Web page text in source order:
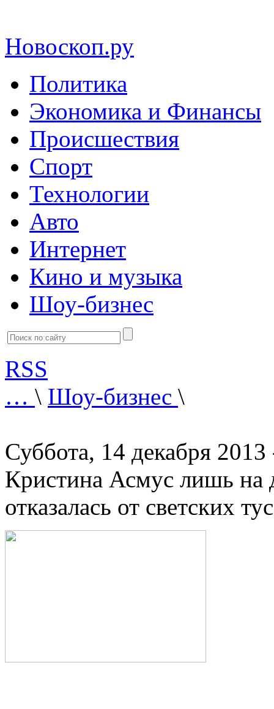
Новоскоп.ру
Политика
Экономика и Финансы
Происшествия
Спорт
Технологии
Авто
Интернет
Кино и музыка
Шоу-бизнес
RSS
… \ Шоу-бизнес \
Суббота, 14 декабря
Кристина Асмус лишь на
отказалась от светских